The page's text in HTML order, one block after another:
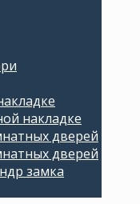
накладке
дверей
дверей
замка